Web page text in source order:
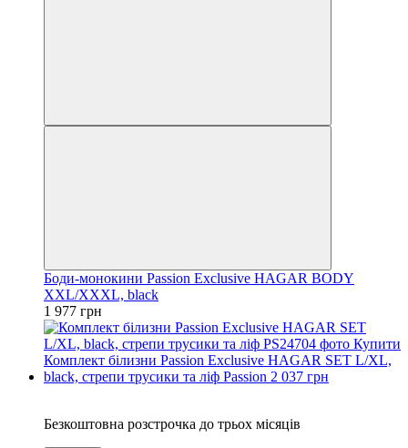
Боди-монокини Passion Exclusive HAGAR BODY
XXL/XXXL, black
1 977 грн
Безкоштовна розстрочка до трьох місяців